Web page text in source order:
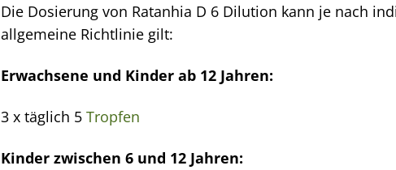
Die Dosierung von Ratanhia D 6 Dilution kann je nach
allgemeine Richtlinie gilt:
Erwachsene und Kinder ab 12 Jahren:
3 x täglich 5 Tropfen
Kinder zwischen 6 und 12 Jahren: